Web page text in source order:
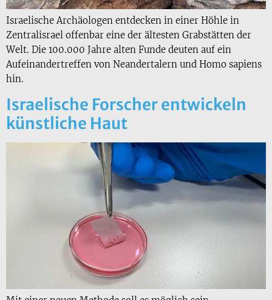
Israelische Archäologen entdecken in einer Höhle in
Zentralisrael offenbar eine der ältesten Grabstätten der
Welt. Die 100.000 Jahre alten Funde deuten auf ein
Aufeinandertreffen von Neandertalern und Homo sapiens
hin.
Israelische Forscher entwickeln
künstliche Haut